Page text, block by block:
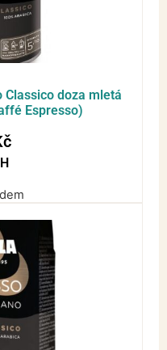
Classico doza mletá
Espresso)